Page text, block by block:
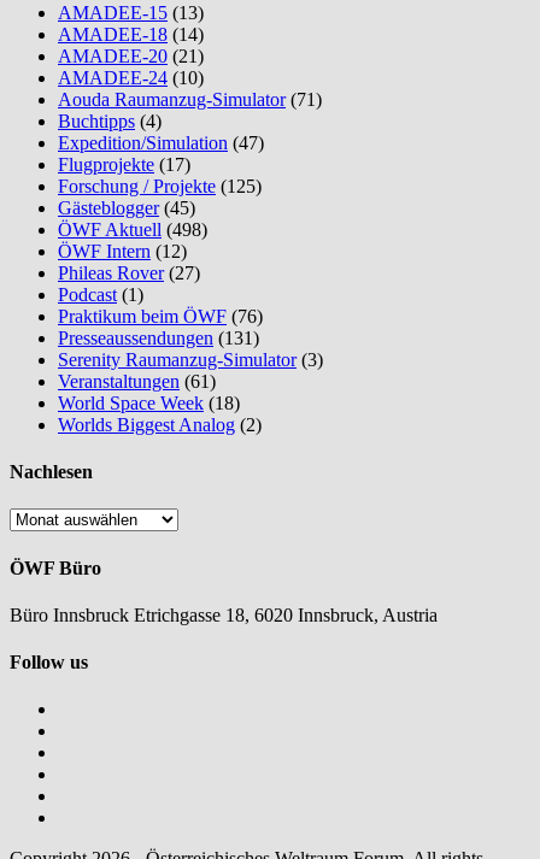
AMADEE-15 (13)
AMADEE-18 (14)
AMADEE-20 (21)
AMADEE-24 (10)
Aouda Raumanzug-Simulator(71)
Buchtipps (4)
Expedition/Simulation (47)
Flugprojekte (17)
Forschung / Projekte (125)
Gästeblogger(45)
ÖWF Aktuell (498)
ÖWF Intern (12)
Phileas Rover(27)
Podcast (1)
Praktikum beim ÖWF (76)
Presseaussendungen (131)
Serenity Raumanzug-Simulator(3)
Veranstaltungen (61)
World Space Week (18)
Worlds Biggest Analog (2)
Nachlesen
Nachlesen
ÖWF Büro
Büro Innsbruck Etrichgasse 18, 6020 Innsbruck, Austria
Follow us